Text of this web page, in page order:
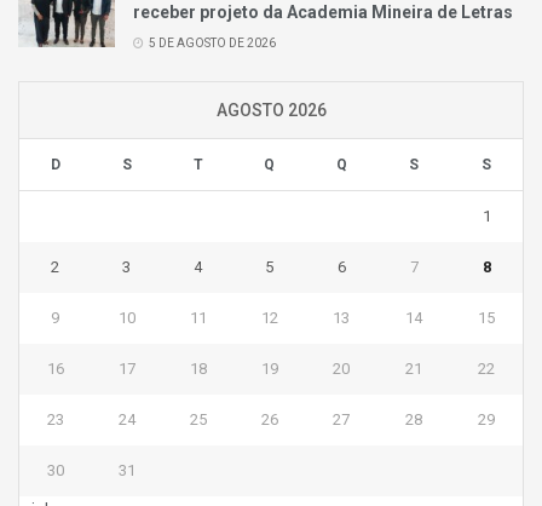
receber projeto da Academia Mineira de Letras
5 DE AGOSTO DE 2026
AGOSTO 2026
D S T Q Q S S
1
2 3 4 5 6 7 8
9 10 11 12 13 14 15
16 17 18 19 20 21 22
23 24 25 26 27 28 29
30 31